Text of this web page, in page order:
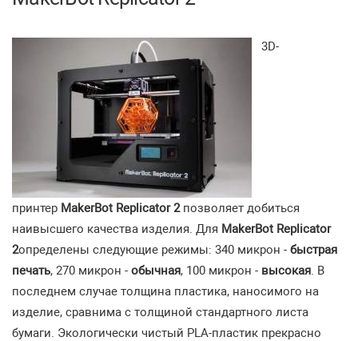
3D-
принтер MakerBot Replicator 2 позволяет добиться
наивысшего качества изделия. Для MakerBot Replicator
2определены следующие режимы: 340 микрон - быстрая
печать, 270 микрон - обычная, 100 микрон - высокая . В
последнем случае толщина пластика, наносимого на
изделие, сравнима с толщиной стандартного листа
бумаги. Экологически чистый PLA-пластик прекрасно